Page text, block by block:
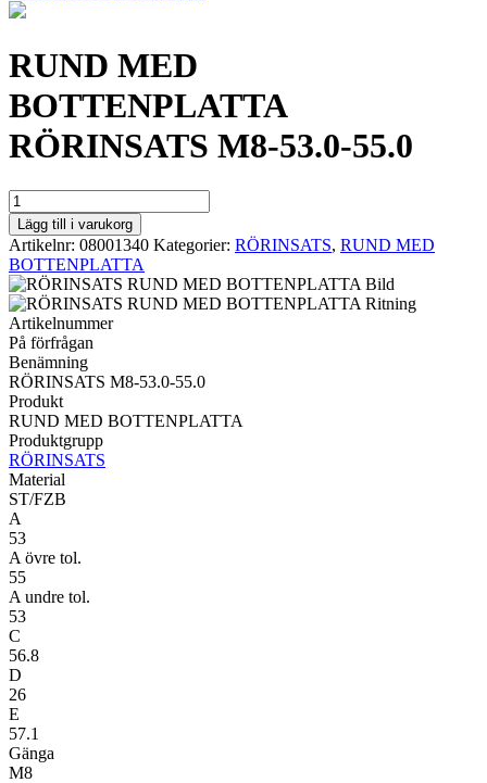
RUND MED
BOTTENPLATTA
RÖRINSATS M8-53.0-55.0
RUND
MED
BOTTENPLATTA
RÖRINSATS
M8-
53.0-
55.0
mängd
Lägg till i varukorg
Artikelnr: 08001340 Kategorier: RÖRINSATS, RUND MED
BOTTENPLATTA
Artikelnummer
På förfrågan
Benämning
RÖRINSATS M8-53.0-55.0
Produkt
RUND MED BOTTENPLATTA
Produktgrupp
RÖRINSATS
Material
ST/FZB
A
53
A övre tol.
55
A undre tol.
53
C
56.8
D
26
E
57.1
Gänga
M8